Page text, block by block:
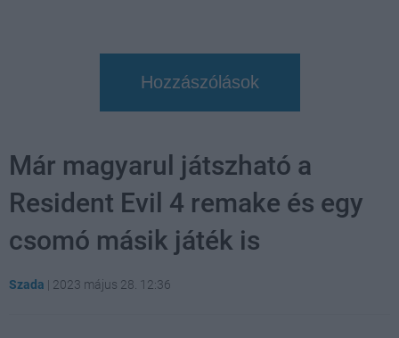
Hozzászólások
Már magyarul játszható a
Resident Evil 4 remake és egy
csomó másik játék is
Szada | 2023 május 28. 12:36